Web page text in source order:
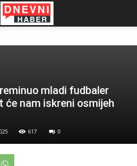
mladi fudbaler
će nam iskreni osmijeh
617 0